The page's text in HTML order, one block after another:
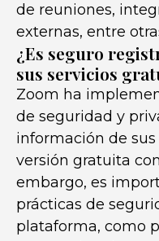
de reuniones,
externas, entre
¿Es seguro
sus servicios
Zoom ha
de seguridad y
información de
versión gratuita
embargo, es
prácticas de
plataforma, como